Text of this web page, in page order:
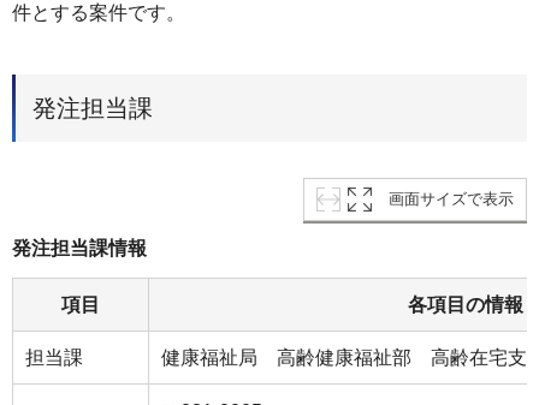
件とする案件です。
発注担当課
画面サイズで表示
発注担当課情報
項目 各項目の情報
担当課 健康福祉局 高齢健康福祉部 高齢在宅支